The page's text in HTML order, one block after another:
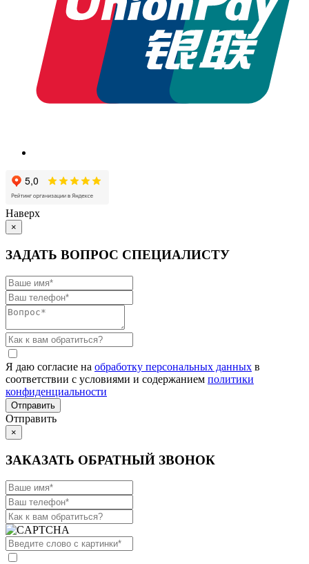
Наверх
×
ЗАДАТЬ ВОПРОС СПЕЦИАЛИСТУ
Я даю согласие на обработку персональных данных в
соответствии с условиями и содержанием политики
конфиденциальности
Отправить
×
ЗАКАЗАТЬ ОБРАТНЫЙ ЗВОНОК